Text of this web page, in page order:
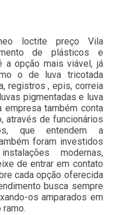
loctite preço Vila
de plásticos e
a opção mais viável, já
o de luva tricotada
registros , epis, correia
pigmentadas e luva
empresa também conta
através de funcionários
que entendem a
foram investidos
modernas,
de entrar em contato
cada opção oferecida
busca sempre
os amparados em